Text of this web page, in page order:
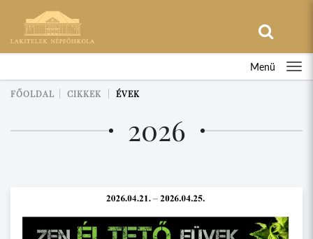
Menü
FŐOLDAL CIKKEK ÉVEK
2026